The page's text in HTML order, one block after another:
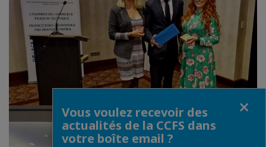
Vous voulez recevoir des
actualités de la CCFS dans
votre boîte email ?